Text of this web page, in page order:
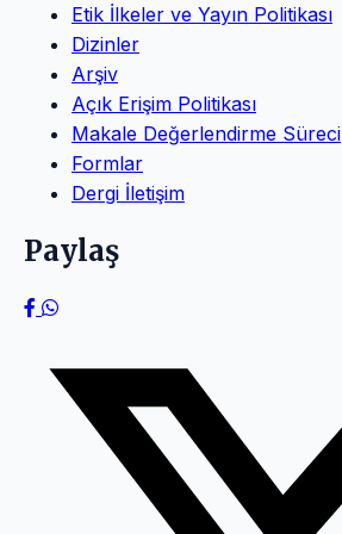
Etik İlkeler ve Yayın Politikası
Dizinler
Arşiv
Açık Erişim Politikası
Makale Değerlendirme Süreci
Formlar
Dergi İletişim
Paylaş